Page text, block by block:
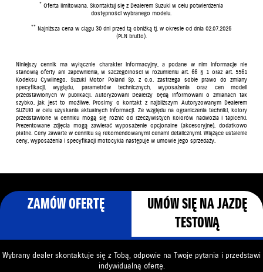
* Oferta limitowana. Skontaktuj się z Dealerem Suzuki w celu potwierdzenia
dostępności wybranego modelu.
** Najniższa cena w ciągu 30 dni przed tą obniżką tj. w okresie od dnia 02.07.2026
(PLN brutto).
Niniejszy cennik ma wyłącznie charakter informacyjny, a podane w nim informacje nie
stanowią oferty ani zapewnienia, w szczególności w rozumieniu art. 66 § 1 oraz art. 5561
Kodeksu Cywilnego. Suzuki Motor Poland Sp. z o.o. zastrzega sobie prawo do zmiany
specyfikacji, wyglądu, parametrów technicznych, wyposażenia oraz cen modeli
przedstawionych w publikacji. Autoryzowani Dealerzy będą informowani o zmianach tak
szybko, jak jest to możliwe. Prosimy o kontakt z najbliższym Autoryzowanym Dealerem
SUZUKI w celu uzyskania aktualnych informacji. Ze względu na ograniczenia techniki, kolory
przedstawione w cenniku mogą się różnić od rzeczywistych kolorów nadwozia i tapicerki.
Prezentowane zdjęcia mogą zawierać wyposażenie opcjonalne (akcesoryjne), dodatkowo
płatne. Ceny zawarte w cenniku są rekomendowanymi cenami detalicznymi. Wiążące ustalenie
ceny, wyposażenia i specyfikacji motocykla następuje w umowie jego sprzedaży.
ZAMÓW OFERTĘ
UMÓW SIĘ NA JAZDĘ
TESTOWĄ
Wybrany dealer skontaktuje się z Tobą, odpowie na Twoje pytania i przedstawi
indywidualną ofertę.